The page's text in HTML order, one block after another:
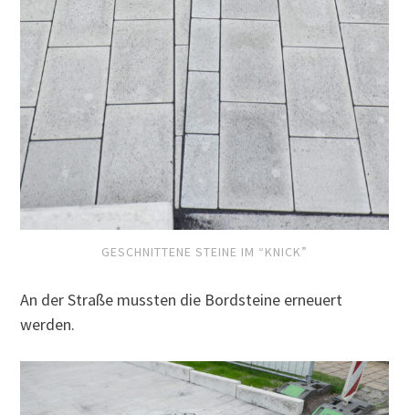
GESCHNITTENE STEINE IM “KNICK”
An der Straße mussten die Bordsteine erneuert
werden.